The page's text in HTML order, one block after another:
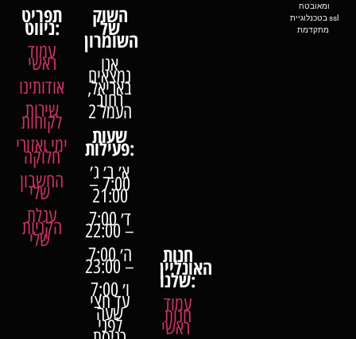
תפריט
ניווט:
עמוד
ראשי
אודותינו
שירות
לקוחות
ימי ואזורי
חלוקה
החשבון
שלי
עגלת
הקניות
שלי
השוק
של
אנו
נמצאים
באריאל,
רחוב
העמל 2
שעותפעילות:
א׳ ב׳ ג׳
7:00 –
21:00
ד׳ 7:00
– 22:00
ה׳ 7:00
– 23:00
ו׳ 7:00
עד חצי
שעה
לפני
חנות
האונליין
שלנו:
עמוד
חנות
ראשי
ומאובטח
בטכנלוגיית ssl